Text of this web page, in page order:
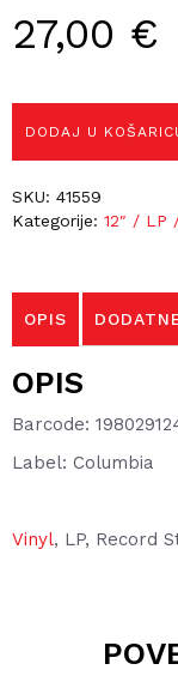
27,00 €
DODAJ U
SKU: 41559
Kategorije: 12″ / LP
OPIS
OPIS
Barcode:
Label: Columbia
Vinyl, LP, Record